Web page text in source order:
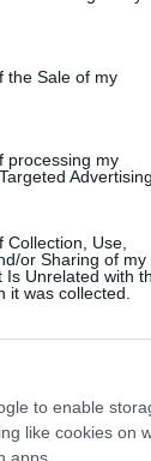
Google and its
specified purposes
the Sale of my
processing my
Advertising.
Use,
or Sharing of my
Is Unrelated with
it was collected.
to enable
like cookies on
V OTP
zlorabe
Policijsko